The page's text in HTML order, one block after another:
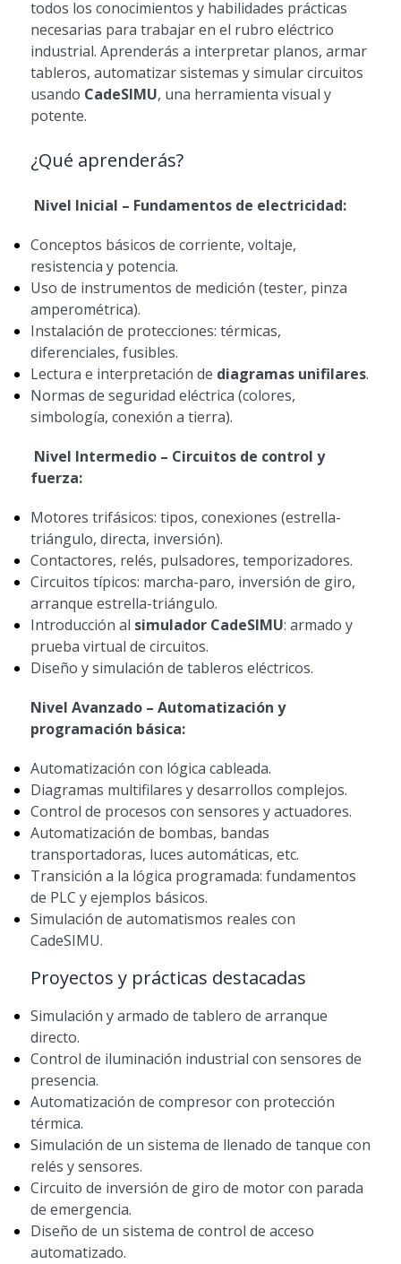
todos los conocimientos y habilidades prácticas
necesarias para trabajar en el rubro eléctrico
industrial. Aprenderás a interpretar planos, armar
tableros, automatizar sistemas y simular circuitos
usando CadeSIMU, una herramienta visual y
potente.
¿Qué aprenderás?
Nivel Inicial – Fundamentos de electricidad:
Conceptos básicos de corriente, voltaje,
resistencia y potencia.
Uso de instrumentos de medición (tester, pinza
amperométrica).
Instalación de protecciones: térmicas,
diferenciales, fusibles.
Lectura e interpretación de diagramas unifilares.
Normas de seguridad eléctrica (colores,
simbología, conexión a tierra).
Nivel Intermedio – Circuitos de control y
fuerza:
Motores trifásicos: tipos, conexiones (estrella-
triángulo, directa, inversión).
Contactores, relés, pulsadores, temporizadores.
Circuitos típicos: marcha-paro, inversión de giro,
arranque estrella-triángulo.
Introducción al simulador CadeSIMU: armado y
prueba virtual de circuitos.
Diseño y simulación de tableros eléctricos.
Nivel Avanzado – Automatización y
programación básica:
Automatización con lógica cableada.
Diagramas multifilares y desarrollos complejos.
Control de procesos con sensores y actuadores.
Automatización de bombas, bandas
transportadoras, luces automáticas, etc.
Transición a la lógica programada: fundamentos
de PLC y ejemplos básicos.
Simulación de automatismos reales con
CadeSIMU.
Proyectos y prácticas destacadas
Simulación y armado de tablero de arranque
directo.
Control de iluminación industrial con sensores de
presencia.
Automatización de compresor con protección
térmica.
Simulación de un sistema de llenado de tanque con
relés y sensores.
Circuito de inversión de giro de motor con parada
de emergencia.
Diseño de un sistema de control de acceso
automatizado.